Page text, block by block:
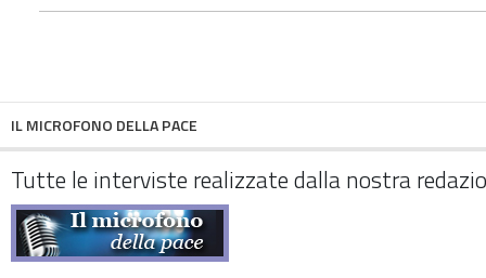
IL MICROFONO DELLA PACE
Tutte le interviste realizzate dalla nostra